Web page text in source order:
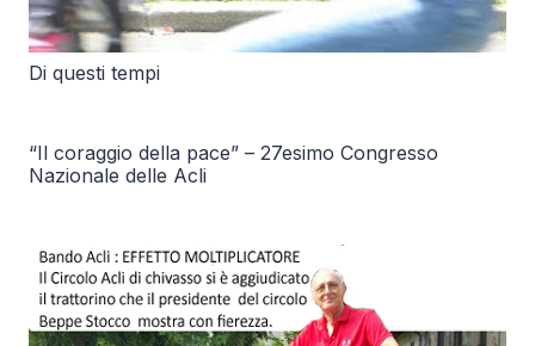
Di questi tempi
“Il coraggio della pace” – 27esimo Congresso
Nazionale delle Acli